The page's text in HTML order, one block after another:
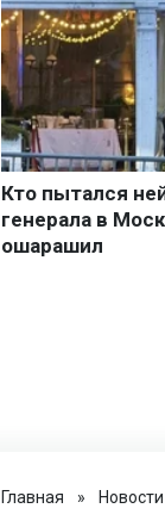
Главная » Новости